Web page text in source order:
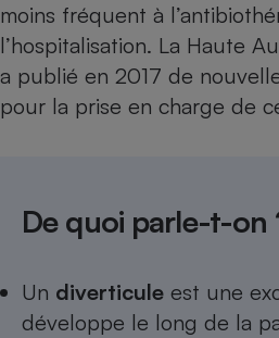
moins fréquent à
l’hospitalisation. La Haute
a publié en 2017 de
pour la prise en charge de
De quoi parle-t-on
Un diverticule est une
développe le long de la